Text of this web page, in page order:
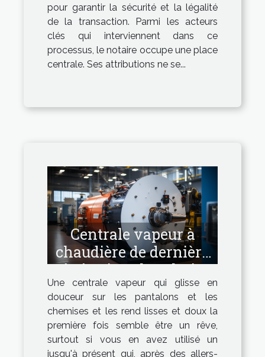
pour garantir la sécurité et la légalité
de la transaction. Parmi les acteurs
clés qui interviennent dans ce
processus, le notaire occupe une place
centrale. Ses attributions ne se...
Centrale vapeur à
chaudière de dernière
génération : la solution
idéale !
Une centrale vapeur qui glisse en
douceur sur les pantalons et les
chemises et les rend lisses et doux la
première fois semble être un rêve,
surtout si vous en avez utilisé un
jusqu'à présent qui, après des allers-